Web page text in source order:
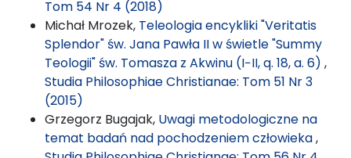
Tom 54 Nr 4 (2018)
Michał Mrozek, Teleologia encykliki "Veritatis
Splendor" św. Jana Pawła II w świetle "Summy
Teologii" św. Tomasza z Akwinu (I−II, q. 18, a. 6) ,
Studia Philosophiae Christianae: Tom 51 Nr 3
(2015)
Grzegorz Bugajak, Uwagi metodologiczne na
temat badań nad pochodzeniem człowieka,